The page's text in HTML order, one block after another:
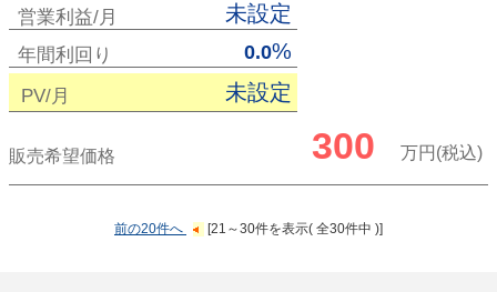
営業利益/月 未設定
年間利回り 0.0%
PV/月 未設定
販売希望価格 300 万円(税込)
前の20件へ [21～30件を表示( 全30件中 )]